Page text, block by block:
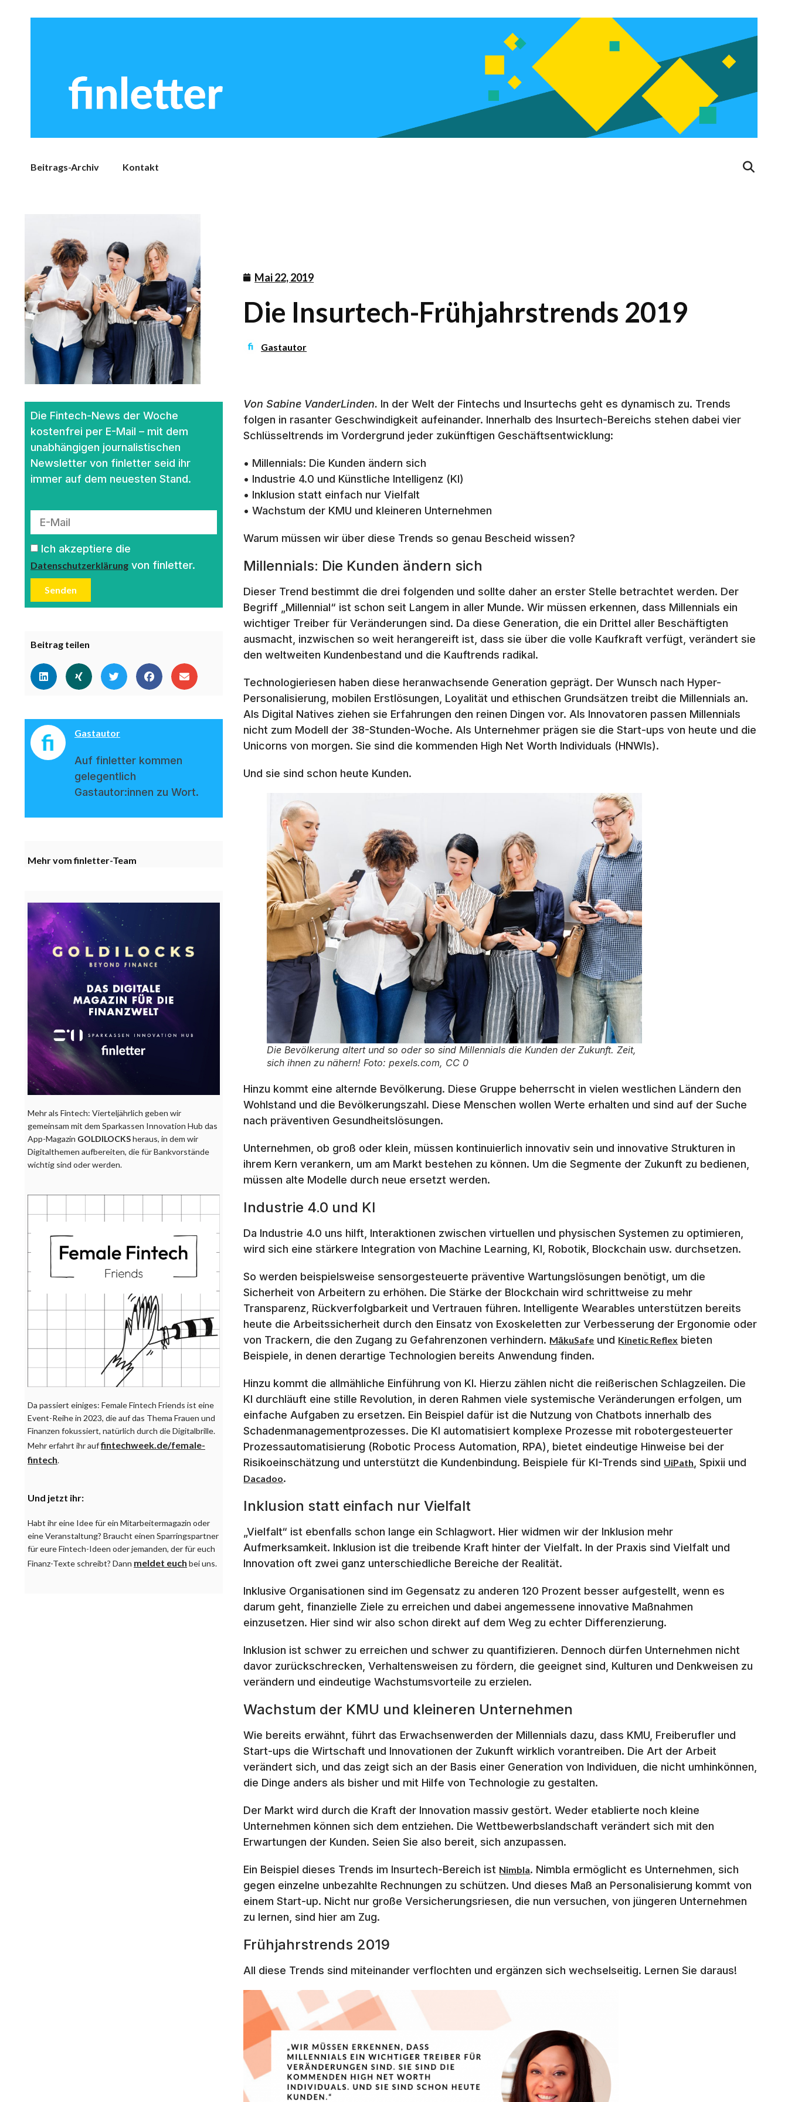
Beitrags-Archiv Kontakt
Mai 22, 2019
Die Insurtech-Frühjahrstrends 2019
Gastautor
Die Fintech-News der Woche
kostenfrei per E-Mail – mit dem
unabhängigen journalistischen
Newsletter von finletter seid ihr
immer auf dem neuesten Stand.
Ich akzeptiere die
Datenschutzerklärung von finletter.
Senden
Beitrag teilen
Gastautor
Auf finletter kommen
gelegentlich
Gastautor:innen zu Wort.
Mehr vom finletter-Team
Mehr als Fintech: Vierteljährlich geben wir
gemeinsam mit dem Sparkassen Innovation Hub das
App-Magazin GOLDILOCKSheraus, in dem wir
Digitalthemen aufbereiten, die für Bankvorstände
wichtig sind oder werden.
Da passiert einiges: Female Fintech Friends ist eine
Event-Reihe in 2023, die auf das Thema Frauen und
Finanzen fokussiert, natürlich durch die Digitalbrille.
Mehr erfahrt ihr auffintechweek.de/female-
fintech.
Und jetzt ihr:
Habt ihr eine Idee für ein Mitarbeitermagazin oder
eine Veranstaltung? Braucht einen Sparringspartner
für eure Fintech-Ideen oder jemanden, der für euch
Finanz-Texte schreibt? Dann meldet euch bei uns.
Von Sabine VanderLinden. In der Welt der Fintechs und Insurtechs geht es dynamisch zu. Trends
folgen in rasanter Geschwindigkeit aufeinander. Innerhalb des Insurtech-Bereichs stehen dabei vier
Schlüsseltrends im Vordergrund jeder zukünftigen Geschäftsentwicklung:
• Millennials: Die Kunden ändern sich
• Industrie 4.0 und Künstliche Intelligenz (KI)
• Inklusion statt einfach nur Vielfalt
• Wachstum der KMU und kleineren Unternehmen
Warum müssen wir über diese Trends so genau Bescheid wissen?
Millennials: Die Kunden ändern sich
Dieser Trend bestimmt die drei folgenden und sollte daher an erster Stelle betrachtet werden. Der
Begriff „Millennial“ ist schon seit Langem in aller Munde. Wir müssen erkennen, dass Millennials ein
wichtiger Treiber für Veränderungen sind. Da diese Generation, die ein Drittel aller Beschäftigten
ausmacht, inzwischen so weit herangereift ist, dass sie über die volle Kaufkraft verfügt, verändert sie
den weltweiten Kundenbestand und die Kauftrends radikal.
Technologieriesen haben diese heranwachsende Generation geprägt. Der Wunsch nach Hyper-
Personalisierung, mobilen Erstlösungen, Loyalität und ethischen Grundsätzen treibt die Millennials an.
Als Digital Natives ziehen sie Erfahrungen den reinen Dingen vor. Als Innovatoren passen Millennials
nicht zum Modell der 38-Stunden-Woche. Als Unternehmer prägen sie die Start-ups von heute und die
Unicorns von morgen. Sie sind die kommenden High Net Worth Individuals (HNWIs).
Und sie sind schon heute Kunden.
Die Bevölkerung altert und so oder so sind Millennials die Kunden der Zukunft. Zeit,
sich ihnen zu nähern! Foto: pexels.com, CC 0
Hinzu kommt eine alternde Bevölkerung. Diese Gruppe beherrscht in vielen westlichen Ländern den
Wohlstand und die Bevölkerungszahl. Diese Menschen wollen Werte erhalten und sind auf der Suche
nach präventiven Gesundheitslösungen.
Unternehmen, ob groß oder klein, müssen kontinuierlich innovativ sein und innovative Strukturen in
ihrem Kern verankern, um am Markt bestehen zu können. Um die Segmente der Zukunft zu bedienen,
müssen alte Modelle durch neue ersetzt werden.
Industrie 4.0 und KI
Da Industrie 4.0 uns hilft, Interaktionen zwischen virtuellen und physischen Systemen zu optimieren,
wird sich eine stärkere Integration von Machine Learning, KI, Robotik, Blockchain usw. durchsetzen.
So werden beispielsweise sensorgesteuerte präventive Wartungslösungen benötigt, um die
Sicherheit von Arbeitern zu erhöhen. Die Stärke der Blockchain wird schrittweise zu mehr
Transparenz, Rückverfolgbarkeit und Vertrauen führen. Intelligente Wearables unterstützen bereits
heute die Arbeitssicherheit durch den Einsatz von Exoskeletten zur Verbesserung der Ergonomie oder
von Trackern, die den Zugang zu Gefahrenzonen verhindern. MākuSafe und Kinetic Reflex bieten
Beispiele, in denen derartige Technologien bereits Anwendung finden.
Hinzu kommt die allmähliche Einführung von KI. Hierzu zählen nicht die reißerischen Schlagzeilen. Die
KI durchläuft eine stille Revolution, in deren Rahmen viele systemische Veränderungen erfolgen, um
einfache Aufgaben zu ersetzen. Ein Beispiel dafür ist die Nutzung von Chatbots innerhalb des
Schadenmanagementprozesses. Die KI automatisiert komplexe Prozesse mit robotergesteuerter
Prozessautomatisierung (Robotic Process Automation, RPA), bietet eindeutige Hinweise bei der
Risikoeinschätzung und unterstützt die Kundenbindung. Beispiele für KI-Trends sind UiPath , Spixii und
Dacadoo.
Inklusion statt einfach nur Vielfalt
„Vielfalt“ ist ebenfalls schon lange ein Schlagwort. Hier widmen wir der Inklusion mehr
Aufmerksamkeit. Inklusion ist die treibende Kraft hinter der Vielfalt. In der Praxis sind Vielfalt und
Innovation oft zwei ganz unterschiedliche Bereiche der Realität.
Inklusive Organisationen sind im Gegensatz zu anderen 120 Prozent besser aufgestellt, wenn es
darum geht, finanzielle Ziele zu erreichen und dabei angemessene innovative Maßnahmen
einzusetzen. Hier sind wir also schon direkt auf dem Weg zu echter Differenzierung.
Inklusion ist schwer zu erreichen und schwer zu quantifizieren. Dennoch dürfen Unternehmen nicht
davor zurückschrecken, Verhaltensweisen zu fördern, die geeignet sind, Kulturen und Denkweisen zu
verändern und eindeutige Wachstumsvorteile zu erzielen.
Wachstum der KMU und kleineren Unternehmen
Wie bereits erwähnt, führt das Erwachsenwerden der Millennials dazu, dass KMU, Freiberufler und
Start-ups die Wirtschaft und Innovationen der Zukunft wirklich vorantreiben. Die Art der Arbeit
verändert sich, und das zeigt sich an der Basis einer Generation von Individuen, die nicht umhinkönnen,
die Dinge anders als bisher und mit Hilfe von Technologie zu gestalten.
Der Markt wird durch die Kraft der Innovation massiv gestört. Weder etablierte noch kleine
Unternehmen können sich dem entziehen. Die Wettbewerbslandschaft verändert sich mit den
Erwartungen der Kunden. Seien Sie also bereit, sich anzupassen.
Ein Beispiel dieses Trends im Insurtech-Bereich ist Nimbla. Nimbla ermöglicht es Unternehmen, sich
gegen einzelne unbezahlte Rechnungen zu schützen. Und dieses Maß an Personalisierung kommt von
einem Start-up. Nicht nur große Versicherungsriesen, die nun versuchen, von jüngeren Unternehmen
zu lernen, sind hier am Zug.
Frühjahrstrends 2019
All diese Trends sind miteinander verflochten und ergänzen sich wechselseitig. Lernen Sie daraus!